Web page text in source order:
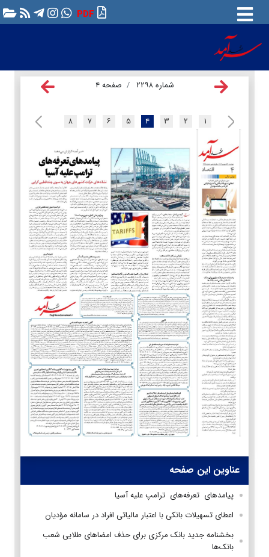
PDF
شماره ۲۲۹۸ صفحه ۴
۱ ۲ ۳ ۴ ۵ ۶ ۷ ۸
عناوین این صفحه
پیامدهای تعرفه‌های ترامپ علیه آسیا
اعطای تسهیلات بانکی با اعتبار مالیاتی افراد در سامانه مؤدیان
بخشنامه جدید بانک مرکزی برای حذف امضاهای طلایی شعب
بانک‌ها